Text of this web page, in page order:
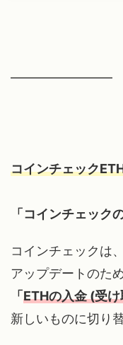
━━━━━━━━
コインチェック
「コインチェック
コインチェックは
アップデートのため
「 ETHの入金 (受
新しいものに切り